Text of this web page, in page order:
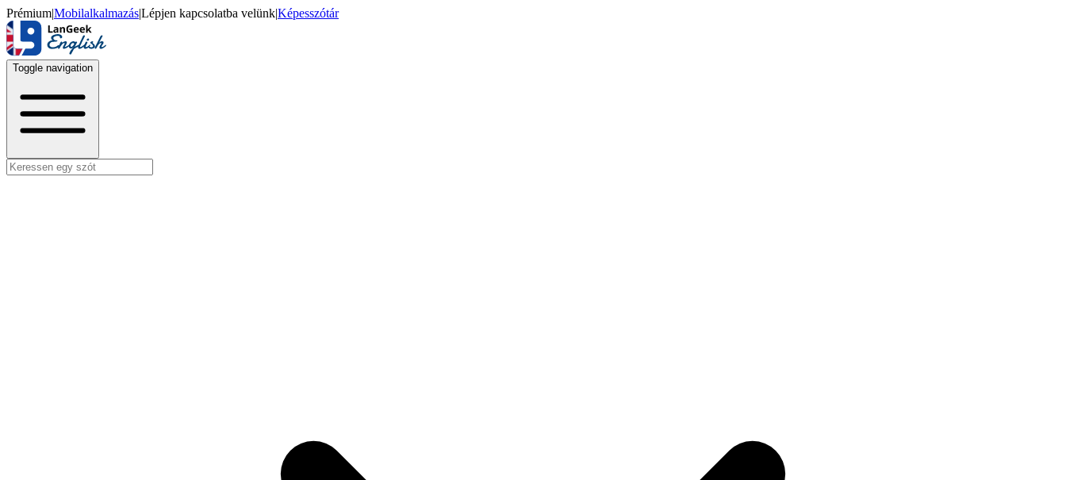
Prémium|Mobilalkalmazás|Lépjen kapcsolatba velünk|Képesszótár
Toggle navigation